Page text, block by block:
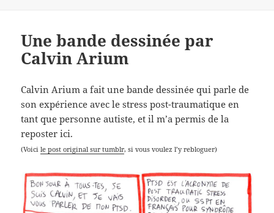
Une bande dessinée par
Calvin Arium
Calvin Arium a fait une bande dessinée qui parle de
son expérience avec le stress post-traumatique en
tant que personne autiste, et il m’a permis de la
reposter ici.
(Voicile post original sur tumblr, si vous voulez l’y rebloguer)